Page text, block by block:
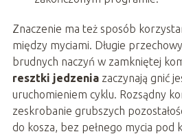
Znaczenie ma też sposób
między myciami. Długie
brudnych naczyń w zamkniętej
resztki jedzeniazaczynają gnić
uruchomieniem cyklu. Rozsądny
zeskrobanie grubszych
do kosza, bez pełnego mycia pod